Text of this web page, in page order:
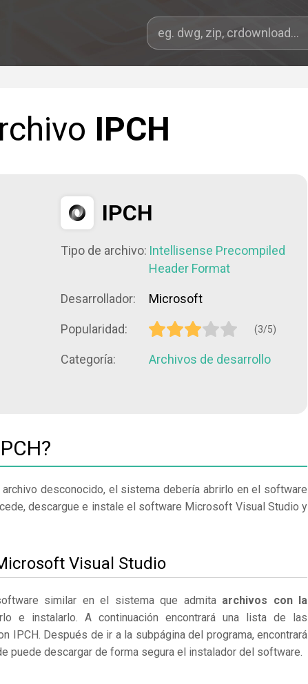
IPCH
IPCH
Tipo de archivo: Intellisense Precompiled
Header Format
Desarrollador: Microsoft
Popularidad: (3/5)
Categoría: Archivos de desarrollo
desconocido, el sistema debería abrirlo en el software
descargue e instale el software Microsoft Visual Studio y
Visual Studio
similar en el sistema que admita archivos con la
e instalarlo. A continuación encontrará una lista de las
IPCH. Después de ir a la subpágina del programa, encontrará
puede descargar de forma segura el instalador del software.